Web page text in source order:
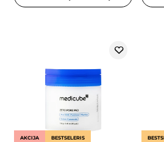
AKCIJA BESTSELERIS